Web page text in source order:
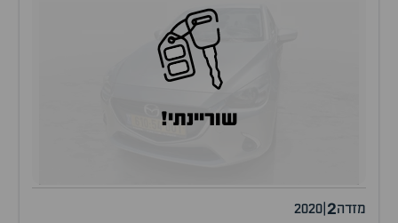
שוריינתי!
מזדה2
2020